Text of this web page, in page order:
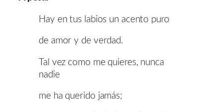
Hay en tus labios un acento puro
de amor y de verdad.
Tal vez como me quieres, nunca
nadie
me ha querido jamás;